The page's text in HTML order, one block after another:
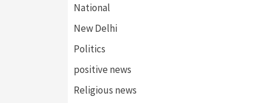
National
New Delhi
Politics
positive news
Religious news